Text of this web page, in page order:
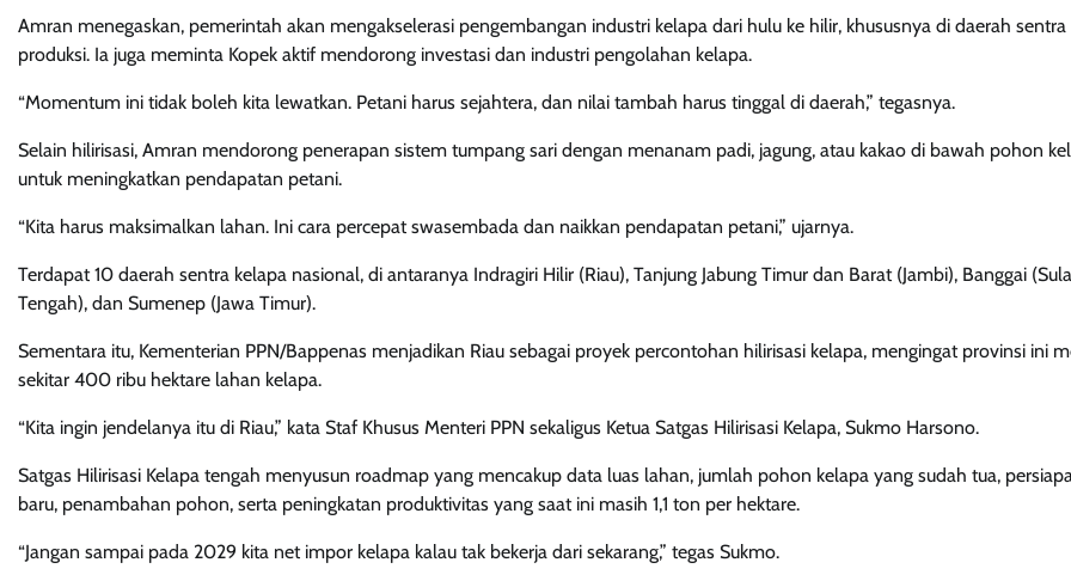
Amran menegaskan, pemerintah akan mengakselerasi pengembangan industri kelapa dari hulu ke hilir, khususnya di daerah sentra
produksi. Ia juga meminta Kopek aktif mendorong investasi dan industri pengolahan kelapa.
“Momentum ini tidak boleh kita lewatkan. Petani harus sejahtera, dan nilai tambah harus tinggal di daerah,” tegasnya.
Selain hilirisasi, Amran mendorong penerapan sistem tumpang sari dengan menanam padi, jagung, atau kakao di bawah pohon
untuk meningkatkan pendapatan petani.
“Kita harus maksimalkan lahan. Ini cara percepat swasembada dan naikkan pendapatan petani,” ujarnya.
Terdapat 10 daerah sentra kelapa nasional, di antaranya Indragiri Hilir (Riau), Tanjung Jabung Timur dan Barat (Jambi), Banggai
Tengah), dan Sumenep (Jawa Timur).
Sementara itu, Kementerian PPN/Bappenas menjadikan Riau sebagai proyek percontohan hilirisasi kelapa, mengingat provinsi ini
sekitar 400 ribu hektare lahan kelapa.
“Kita ingin jendelanya itu di Riau,” kata Staf Khusus Menteri PPN sekaligus Ketua Satgas Hilirisasi Kelapa, Sukmo Harsono.
Satgas Hilirisasi Kelapa tengah menyusun roadmap yang mencakup data luas lahan, jumlah pohon kelapa yang sudah tua,
baru, penambahan pohon, serta peningkatan produktivitas yang saat ini masih 1,1 ton per hektare.
“Jangan sampai pada 2029 kita net impor kelapa kalau tak bekerja dari sekarang,” tegas Sukmo.